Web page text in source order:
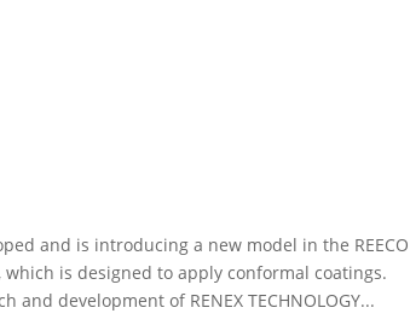
and is introducing a new model in the REECO
which is designed to apply conformal coatings.
development of RENEX TECHNOLOGY...